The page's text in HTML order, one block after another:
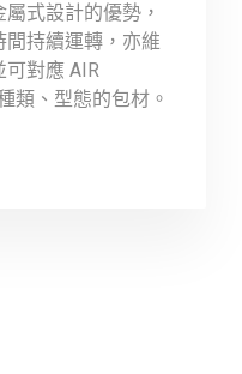
式設計的優勢，
持續運轉，亦維
對應 AIR
類、型態的包材。